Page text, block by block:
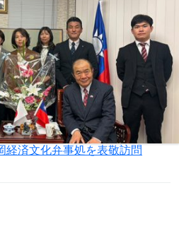
経済文化弁事処を表敬訪問